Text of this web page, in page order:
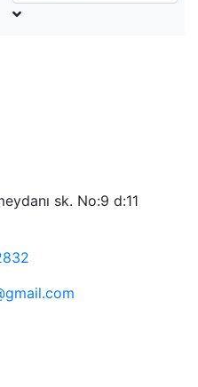
sk. No:9 d:11